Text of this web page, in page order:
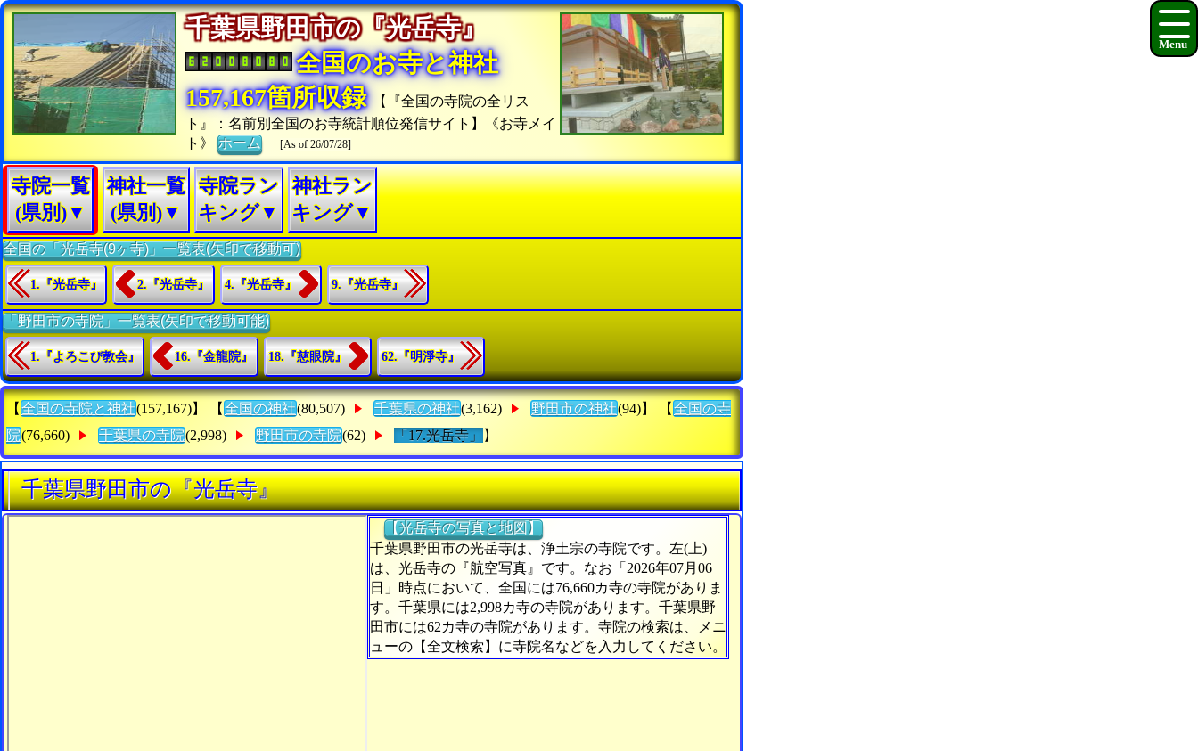
千葉県野田市の『光岳寺』
全国のお寺と神社
157,167箇所収録
【『全国の寺院の全リス
ト』：名前別全国のお寺統計順位発信サイト】《お寺メイ
ト》ホーム [As of 26/07/28]
寺院一覧
(県別)▼
神社一覧
(県別)▼
寺院ラン
キング▼
神社ラン
キング▼
全国の「光岳寺(9ヶ寺)」一覧表(矢印で移動可)
1.『光岳寺』 2.『光岳寺』 4.『光岳寺』 9.『光岳寺』
「野田市の寺院」一覧表(矢印で移動可能)
1.『よろこび教会』 16.『金龍院』 18.『慈眼院』 62.『明淨寺』
【 全国の寺院と神社(157,167)】 【 全国の神社(80,507) 千葉県の神社(3,162) 野田市の神社(94)】 【 全国の寺
院(76,660) 千葉県の寺院(2,998) 野田市の寺院(62) 「17.光岳寺」 】
千葉県野田市の『光岳寺』
【光岳寺の写真と地図】
千葉県野田市の光岳寺は、浄土宗の寺院です。左(上)
は、光岳寺の『航空写真』です。なお「2026年07月06
日」時点において、全国には76,660カ寺の寺院がありま
す。千葉県には2,998カ寺の寺院があります。千葉県野
田市には62カ寺の寺院があります。寺院の検索は、メニ
ューの【全文検索】に寺院名などを入力してください。